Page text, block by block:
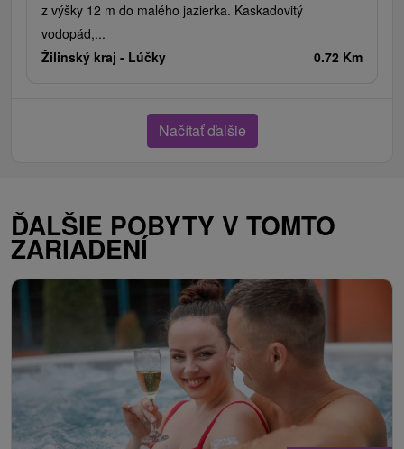
z výšky 12 m do malého jazierka. Kaskadovitý
vodopád,...
Žilinský kraj - Lúčky 0.72 Km
Načítať ďalšie
ĎALŠIE POBYTY V TOMTO
ZARIADENÍ